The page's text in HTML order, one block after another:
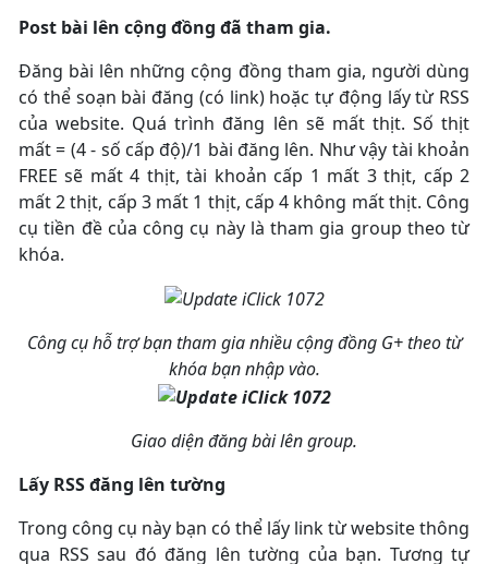
Post bài lên cộng đồng đã tham gia.
Đăng bài lên những cộng đồng tham gia, người dùng
có thể soạn bài đăng (có link) hoặc tự động lấy từ RSS
của website. Quá trình đăng lên sẽ mất thịt. Số thịt
mất = (4 - số cấp độ)/1 bài đăng lên. Như vậy tài khoản
FREE sẽ mất 4 thịt, tài khoản cấp 1 mất 3 thịt, cấp 2
mất 2 thịt, cấp 3 mất 1 thịt, cấp 4 không mất thịt. Công
cụ tiền đề của công cụ này là tham gia group theo từ
khóa.
Công cụ hỗ trợ bạn tham gia nhiều cộng đồng G+ theo từ
khóa bạn nhập vào.
Giao diện đăng bài lên group.
Lấy RSS đăng lên tường
Trong công cụ này bạn có thể lấy link từ website thông
qua RSS sau đó đăng lên tường của bạn. Tương tự